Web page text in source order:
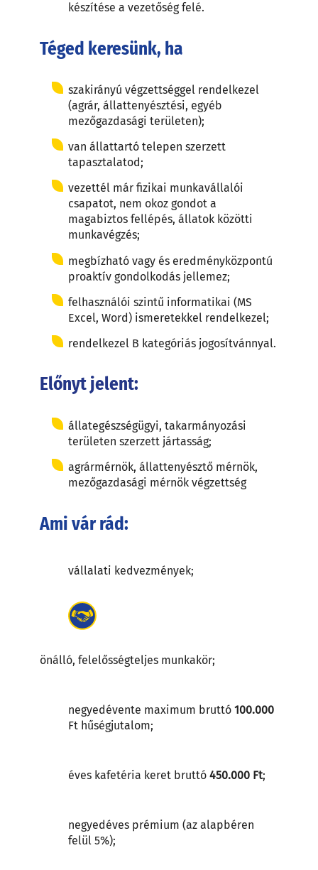
készítése a vezetőség felé.
Téged keresünk, ha
szakirányú végzettséggel rendelkezel
(agrár, állattenyésztési, egyéb
mezőgazdasági területen);
van állattartó telepen szerzett
tapasztalatod;
vezettél már fizikai munkavállalói
csapatot, nem okoz gondot a
magabiztos fellépés, állatok közötti
munkavégzés;
megbízható vagy és eredményközpontú
proaktív gondolkodás jellemez;
felhasználói szintű informatikai (MS
Excel, Word) ismeretekkel rendelkezel;
rendelkezel B kategóriás jogosítvánnyal.
Előnyt jelent:
állategészségügyi, takarmányozási
területen szerzett jártasság;
agrármérnök, állattenyésztő mérnök,
mezőgazdasági mérnök végzettség
Ami vár rád:
vállalati kedvezmények;
önálló, felelősségteljes munkakör;
negyedévente maximum bruttó 100.000
Ft hűségjutalom;
éves kafetéria keret bruttó 450.000 Ft;
negyedéves prémium (az alapbéren
felül 5%);